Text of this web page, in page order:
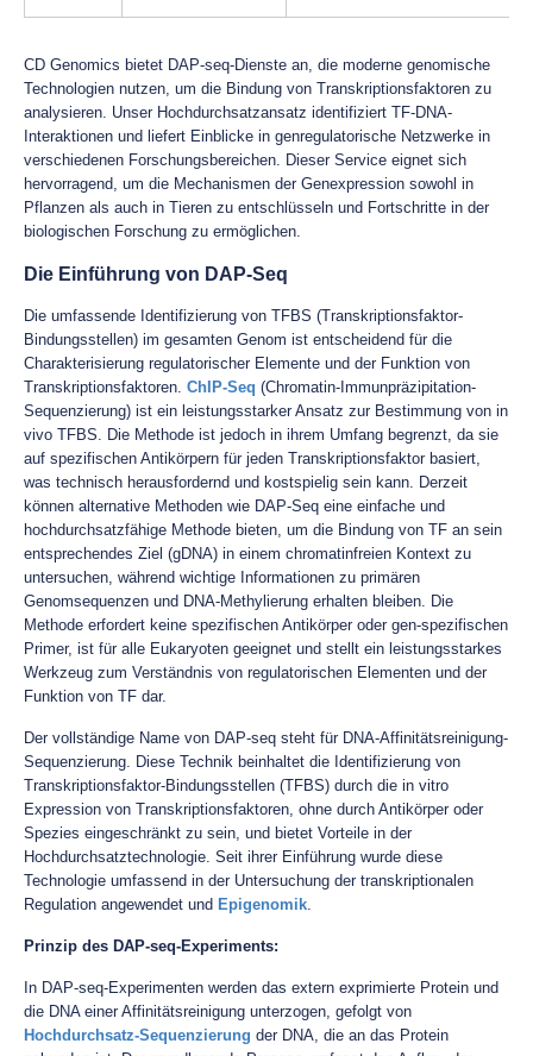
CD Genomics bietet DAP-seq-Dienste an, die moderne genomische
Technologien nutzen, um die Bindung von Transkriptionsfaktoren zu
analysieren. Unser Hochdurchsatzansatz identifiziert TF-DNA-
Interaktionen und liefert Einblicke in genregulatorische Netzwerke in
verschiedenen Forschungsbereichen. Dieser Service eignet sich
hervorragend, um die Mechanismen der Genexpression sowohl in
Pflanzen als auch in Tieren zu entschlüsseln und Fortschritte in der
biologischen Forschung zu ermöglichen.
Die Einführung von DAP-Seq
Die umfassende Identifizierung von TFBS (Transkriptionsfaktor-
Bindungsstellen) im gesamten Genom ist entscheidend für die
Charakterisierung regulatorischer Elemente und der Funktion von
Transkriptionsfaktoren. ChIP-Seq (Chromatin-Immunpräzipitation-
Sequenzierung) ist ein leistungsstarker Ansatz zur Bestimmung von in
vivo TFBS. Die Methode ist jedoch in ihrem Umfang begrenzt, da sie
auf spezifischen Antikörpern für jeden Transkriptionsfaktor basiert,
was technisch herausfordernd und kostspielig sein kann. Derzeit
können alternative Methoden wie DAP-Seq eine einfache und
hochdurchsatzfähige Methode bieten, um die Bindung von TF an sein
entsprechendes Ziel (gDNA) in einem chromatinfreien Kontext zu
untersuchen, während wichtige Informationen zu primären
Genomsequenzen und DNA-Methylierung erhalten bleiben. Die
Methode erfordert keine spezifischen Antikörper oder gen-spezifischen
Primer, ist für alle Eukaryoten geeignet und stellt ein leistungsstarkes
Werkzeug zum Verständnis von regulatorischen Elementen und der
Funktion von TF dar.
Der vollständige Name von DAP-seq steht für DNA-Affinitätsreinigung-
Sequenzierung. Diese Technik beinhaltet die Identifizierung von
Transkriptionsfaktor-Bindungsstellen (TFBS) durch die in vitro
Expression von Transkriptionsfaktoren, ohne durch Antikörper oder
Spezies eingeschränkt zu sein, und bietet Vorteile in der
Hochdurchsatztechnologie. Seit ihrer Einführung wurde diese
Technologie umfassend in der Untersuchung der transkriptionalen
Regulation angewendet und Epigenomik.
Prinzip des DAP-seq-Experiments:
In DAP-seq-Experimenten werden das extern exprimierte Protein und
die DNA einer Affinitätsreinigung unterzogen, gefolgt von
Hochdurchsatz-Sequenzierung der DNA, die an das Protein